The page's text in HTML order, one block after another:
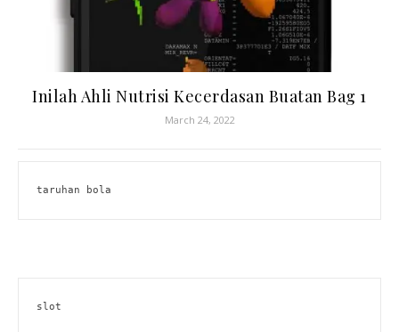
Inilah Ahli Nutrisi Kecerdasan Buatan Bag 1
March 24, 2022
taruhan bola
slot